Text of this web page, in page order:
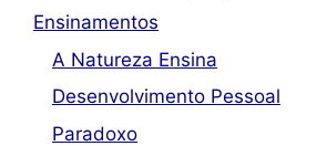
Ensinamentos
A Natureza Ensina
Desenvolvimento Pessoal
Paradoxo